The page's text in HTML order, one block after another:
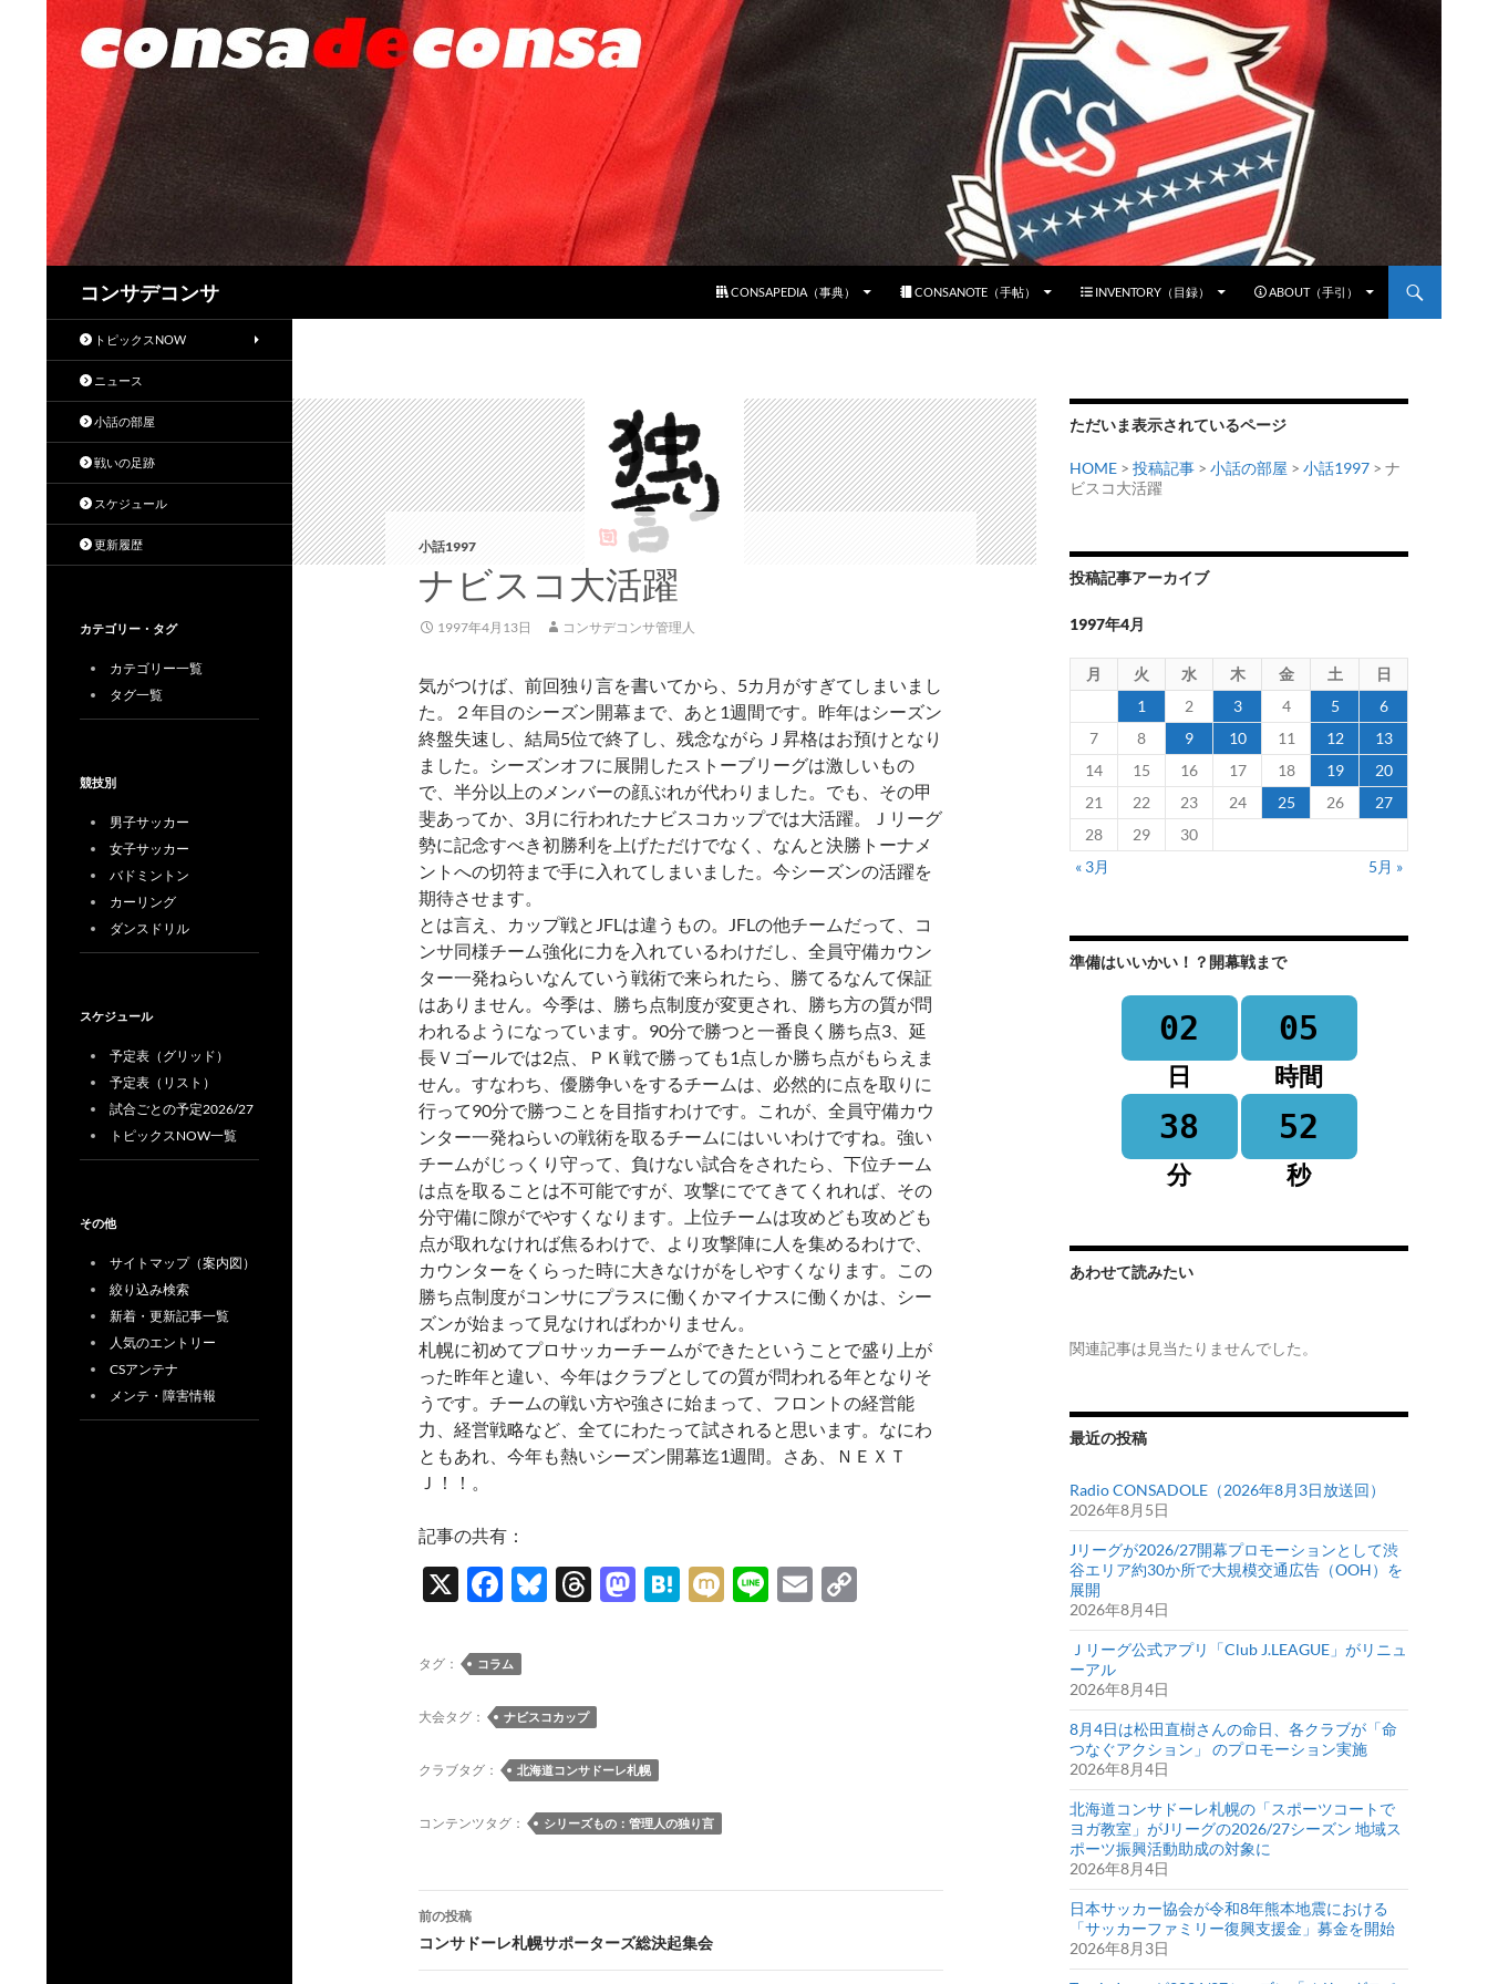
コンサデコンサ
CONSAPEDIA（事典）
CONSANOTE（手帖） INVENTORY（目録） ABOUT（手引）
小話1997
ナビスコ大活躍
1997年4月13日 コンサデコンサ管理人
気がつけば、前回独り言を書いてから、5カ月がすぎてしまいまし
た。２年目のシーズン開幕まで、あと1週間です。昨年はシーズン
終盤失速し、結局5位で終了し、残念ながらＪ昇格はお預けとなり
ました。シーズンオフに展開したストーブリーグは激しいもの
で、半分以上のメンバーの顔ぶれが代わりました。でも、その甲
斐あってか、3月に行われたナビスコカップでは大活躍。Ｊリーグ
勢に記念すべき初勝利を上げただけでなく、なんと決勝トーナメ
ントへの切符まで手に入れてしまいました。今シーズンの活躍を
期待させます。
とは言え、カップ戦とJFLは違うもの。JFLの他チームだって、コ
ンサ同様チーム強化に力を入れているわけだし、全員守備カウン
ター一発ねらいなんていう戦術で来られたら、勝てるなんて保証
はありません。今季は、勝ち点制度が変更され、勝ち方の質が問
われるようになっています。90分で勝つと一番良く勝ち点3、延
長Ｖゴールでは2点、ＰＫ戦で勝っても1点しか勝ち点がもらえま
せん。すなわち、優勝争いをするチームは、必然的に点を取りに
行って90分で勝つことを目指すわけです。これが、全員守備カウ
ンター一発ねらいの戦術を取るチームにはいいわけですね。強い
チームがじっくり守って、負けない試合をされたら、下位チーム
は点を取ることは不可能ですが、攻撃にでてきてくれれば、その
分守備に隙がでやすくなります。上位チームは攻めども攻めども
点が取れなければ焦るわけで、より攻撃陣に人を集めるわけで、
カウンターをくらった時に大きなけがをしやすくなります。この
勝ち点制度がコンサにプラスに働くかマイナスに働くかは、シー
ズンが始まって見なければわかりません。
札幌に初めてプロサッカーチームができたということで盛り上が
った昨年と違い、今年はクラブとしての質が問われる年となりそ
うです。チームの戦い方や強さに始まって、フロントの経営能
力、経営戦略など、全てにわたって試されると思います。なにわ
ともあれ、今年も熱いシーズン開幕迄1週間。さあ、ＮＥＸＴ
Ｊ！！。
記事の共有：
X
F
e
b
o
o
k
Bl
y
T
ds
M
n
H
M Li
E
タグ： コラム
大会タグ： ナビスコカップ
クラブタグ： 北海道コンサドーレ札幌
コンテンツタグ： シリーズもの：管理人の独り言
投
稿
前の投稿
コンサドーレ札幌サポーターズ総決起集会
ただいま表示されているページ
HOME > 投稿記事 > 小話の部屋 > 小話1997 > ナ
ビスコ大活躍
投稿記事アーカイブ
1997年4月
月 火 水 木 金 土
日
1
2 3 4 5
6
7
8 9 10 11 12
13
14
15 16 17 18 19
20
21
22 23 24 25 26
27
28
29
30
« 3月
5月 »
準備はいいかい！？開幕戦まで
02
日
05
時間
38
分
52
秒
あわせて読みたい
関連記事は見当たりませんでした。
最近の投稿
Radio CONSADOLE（2026年8月3日放送回）
2026年8月5日
Jリーグが2026/27開幕プロモーションとして渋
谷エリア約30か所で大規模交通広告（OOH）を
展開
2026年8月4日
Ｊリーグ公式アプリ「Club J.LEAGUE」がリニュ
ーアル
2026年8月4日
8月4日は松田直樹さんの命日、各クラブが「命
つなぐアクション」 のプロモーション実施
2026年8月4日
北海道コンサドーレ札幌の「スポーツコートで
ヨガ教室」がJリーグの2026/27シーズン 地域ス
ポーツ振興活動助成の対象に
2026年8月4日
日本サッカー協会が令和8年熊本地震における
「サッカーファミリー復興支援金」募金を開始
2026年8月3日
トピックスNOW
ニュース
小話の部屋
戦いの足跡
スケジュール
更新履歴
カテゴリー・タグ
カテゴリー一覧
タグ一覧
競技別
男子サッカー
女子サッカー
バドミントン
カーリング
ダンスドリル
スケジュール
予定表（グリッド）
予定表（リスト）
試合ごとの予定2026/27
トピックスNOW一覧
その他
サイトマップ（案内図）
絞り込み検索
新着・更新記事一覧
人気のエントリー
CSアンテナ
メンテ・障害情報